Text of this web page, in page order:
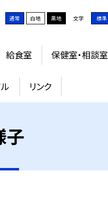
通常 白地 黒地 文字 標準
給食室 保健室・相談室
リンク
子